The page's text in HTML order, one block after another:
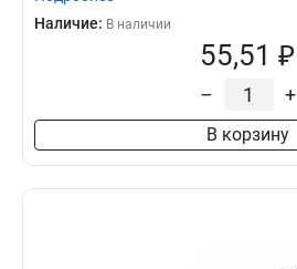
Наличие: В наличии
55,51 ₽
– +
В корзину